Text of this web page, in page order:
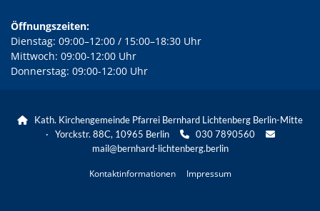
Öffnungszeiten:
Dienstag: 09:00–12:00 / 15:00–18:30 Uhr
Mittwoch: 09:00-12:00 Uhr
Donnerstag: 09:00-12:00 Uhr

Kath. Kirchengemeinde Pfarrei Bernhard Lichtenberg Berlin-Mitte
· Yorckstr. 88C, 10965 Berlin
030 7890560 
mail@bernhard-lichtenberg.berlin
Kontaktinformationen Impressum